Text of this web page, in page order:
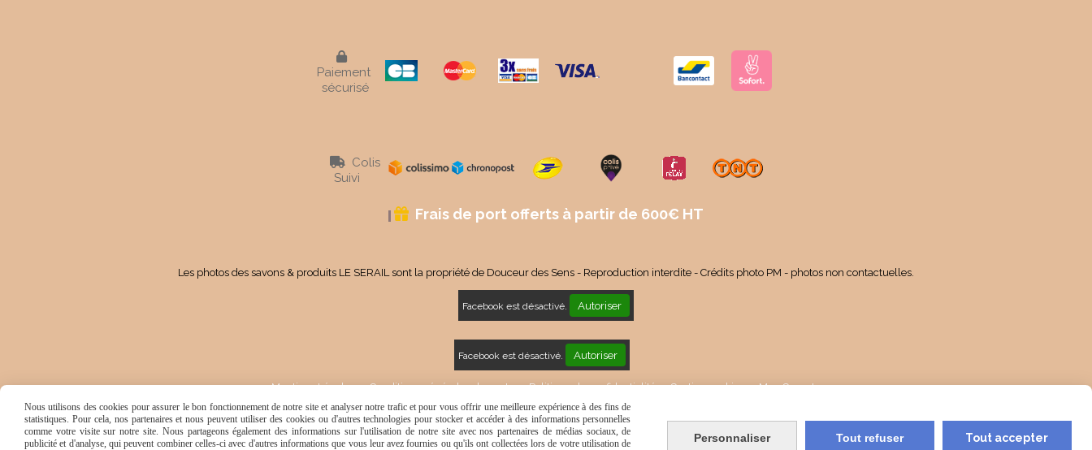

Paiement
sécurisé

Colis
Suivi
 Frais de port offerts à partir de 600€ HT
Les photos des savons & produits LE SERAIL sont la propriété de Douceur des Sens - Reproduction interdite - Crédits photo PM - photos non contactuelles.
Facebook est désactivé. Autoriser
Facebook est désactivé. Autoriser
Mentions Légales Conditions générales de vente Politique de confidentialité Gestion cookies Mon Compte
Nous utilisons des cookies pour assurer le bon fonctionnement de notre site et analyser notre trafic et pour vous offrir une meilleure expérience à des fins de
statistiques. Pour cela, nos partenaires et nous peuvent utiliser des cookies ou d'autres technologies pour stocker et accéder à des informations personnelles
comme votre visite sur notre site. Nous partageons également des informations sur l'utilisation de notre site avec nos partenaires de médias sociaux, de
publicité et d'analyse, qui peuvent combiner celles-ci avec d'autres informations que vous leur avez fournies ou qu'ils ont collectées lors de votre utilisation de
Personnaliser Tout refuser Tout accepter